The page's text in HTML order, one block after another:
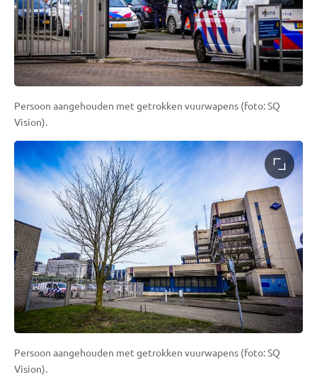
Persoon aangehouden met getrokken vuurwapens (foto: SQ
Vision).
Persoon aangehouden met getrokken vuurwapens (foto: SQ
Vision).